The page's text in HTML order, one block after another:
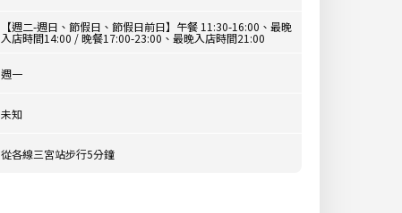
【週二-週日、節假日、節假日前日】午餐 11:30-16:00、最晚
入店時間14:00 / 晚餐17:00-23:00、最晚入店時間21:00
週一
未知
從各線三宮站步行5分鐘